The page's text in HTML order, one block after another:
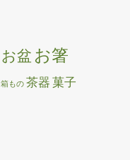
お盆お箸
箱もの 茶器菓子